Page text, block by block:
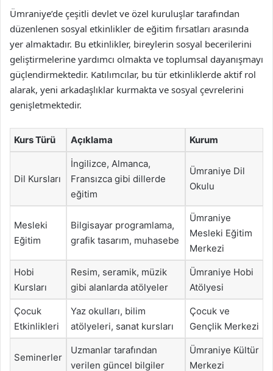
Ümraniye’de çeşitli devlet ve özel kuruluşlar tarafından
düzenlenen sosyal etkinlikler de eğitim fırsatları arasında
yer almaktadır. Bu etkinlikler, bireylerin sosyal becerilerini
geliştirmelerine yardımcı olmakta ve toplumsal dayanışmayı
güçlendirmektedir. Katılımcılar, bu tür etkinliklerde aktif rol
alarak, yeni arkadaşlıklar kurmakta ve sosyal çevrelerini
genişletmektedir.
Kurs Türü Açıklama Kurum
Dil Kursları
İngilizce, Almanca,
Fransızca gibi dillerde
eğitim
Ümraniye Dil
Okulu
Mesleki
Eğitim
Bilgisayar programlama,
grafik tasarım, muhasebe
Ümraniye
Mesleki Eğitim
Merkezi
Hobi
Kursları
Resim, seramik, müzik
gibi alanlarda atölyeler
Ümraniye Hobi
Atölyesi
Çocuk
Etkinlikleri
Yaz okulları, bilim
atölyeleri, sanat kursları
Çocuk ve
Gençlik Merkezi
Seminerler
Uzmanlar tarafından
verilen güncel bilgiler
Ümraniye Kültür
Merkezi